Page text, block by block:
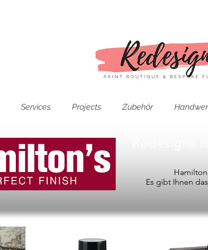
Services Projects Zubehör
Es gibt Ihnen